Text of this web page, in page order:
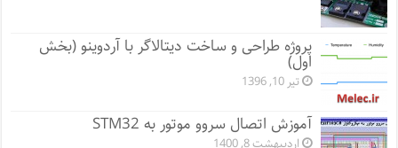
پروژه طراحی و ساخت دیتالاگر با آردوینو (بخش
اول)
تیر 10, 1396
آموزش اتصال سروو موتور به STM32